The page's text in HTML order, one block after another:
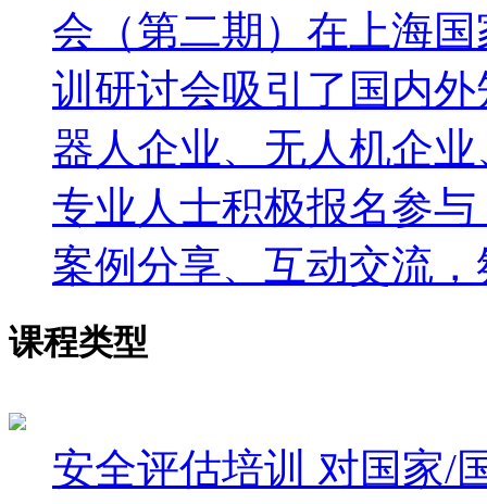
会（第二期）在上海
训研讨会吸引了国内
器人企业、无人机企
专业人士积极报名参
案例分享、互动交流
课程类型
安全评估培训 对国家/